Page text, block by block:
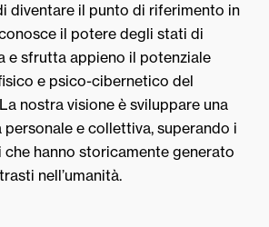
diventare il punto di riferimento in
il potere degli stati di
e sfrutta appieno il potenziale
e psico-cibernetico del
nostra visione è sviluppare una
e collettiva, superando i
hanno storicamente generato
nell’umanità.